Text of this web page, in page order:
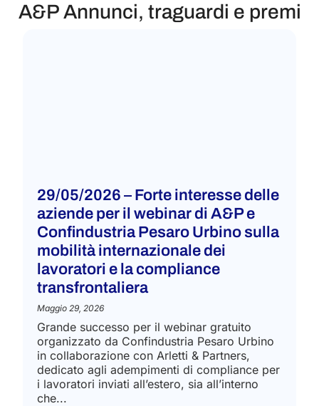
A&P Annunci, traguardi e premi​
29/05/2026 – Forte interesse delle
aziende per il webinar di A&P e
Confindustria Pesaro Urbino sulla
mobilità internazionale dei
lavoratori e la compliance
transfrontaliera
Maggio 29, 2026
Grande successo per il webinar gratuito
organizzato da Confindustria Pesaro Urbino
in collaborazione con Arletti & Partners,
dedicato agli adempimenti di compliance per
i lavoratori inviati all’estero, sia all’interno
che...